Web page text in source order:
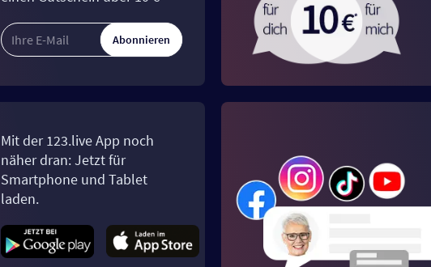
Abonnieren
Mit der 123.live App noch
näher dran: Jetzt für
Smartphone und Tablet
laden.